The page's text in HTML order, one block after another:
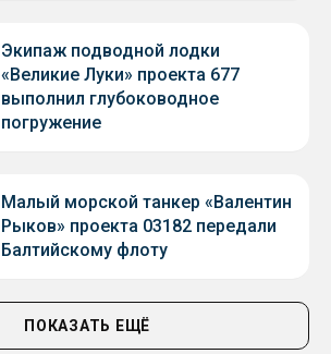
Экипаж подводной лодки
«Великие Луки» проекта 677
выполнил глубоководное
погружение
Малый морской танкер «Валентин
Рыков» проекта 03182 передали
Балтийскому флоту
ПОКАЗАТЬ ЕЩЁ